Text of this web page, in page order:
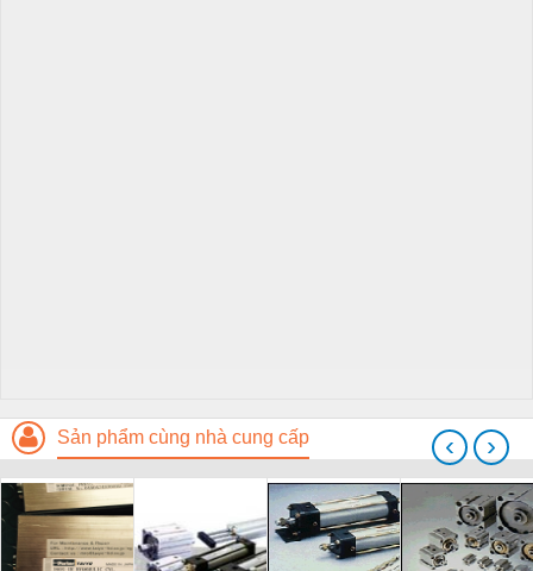
Sản phẩm cùng nhà cung cấp ‹ ›